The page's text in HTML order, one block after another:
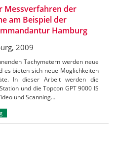
Messverfahren der
am Beispiel der
Hamburg
2009
Tachymetern werden neue
es bieten sich neue Möglichkeiten
In dieser Arbeit werden die
und die Topcon GPT 9000 IS
und Scanning…